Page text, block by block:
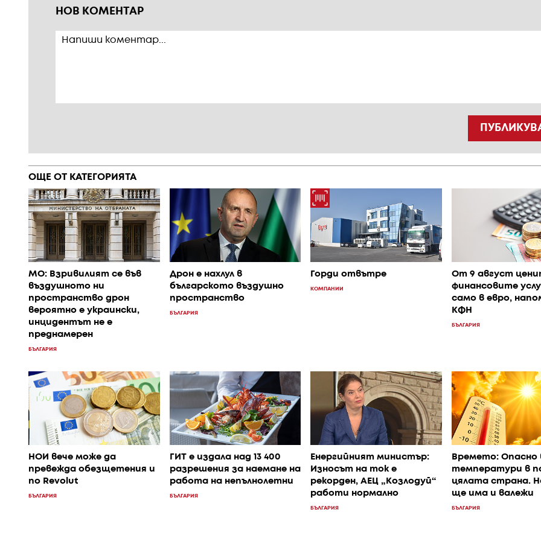
НОВ КОМЕНТАР
ОЩЕ ОТ КАТЕГОРИЯТА
МО: Взривилият се във
въздушното ни
пространство дрон
вероятно е украински,
инцидентът не е
преднамерен
БЪЛГАРИЯ
Дрон е нахлул в
българското въздушно
пространство
БЪЛГАРИЯ
Горди отвътре
КОМПАНИИ
От 9 август
финансовите
само в евро,
КФН
БЪЛГАРИЯ
НОИ вече може да
превежда обезщетения и
по Revolut
БЪЛГАРИЯ
ГИТ е издала над 13 400
разрешения за наемане на
работа на непълнолетни
БЪЛГАРИЯ
Енергийният министър:
Износът на ток е
рекорден, АЕЦ „Козлодуй“
работи нормално
БЪЛГАРИЯ
Времето: Опасно
температури в
цялата страна.
ще има и валежи
БЪЛГАРИЯ